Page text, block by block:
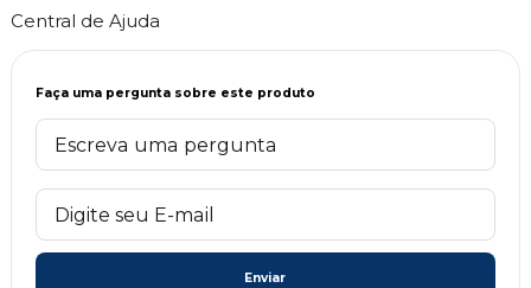
Central de Ajuda
Faça uma pergunta sobre este produto
Enviar